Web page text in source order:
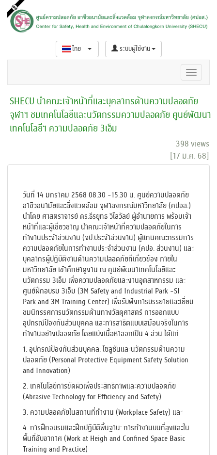
ไทย ระบบผู้ใช้งาน
SHECU นำคณะเจ้าหน้าที่และบุคลากรด้านความปลอดภัย
จุฬาฯ ชมเทคโนโลยีและนวัตกรรมความปลอดภัย ศูนย์พัฒนา
เทคโนโลยีฯ ความปลอดภัย 3เอ็ม
398 views
[17 ม.ค. 68]
วันที่ 14 มกราคม 2568 08.30 -15.30 น. ศูนย์ความปลอดภัย
อาชีวอนามัยและสิ่งแวดล้อม จุฬาลงกรณ์มหาวิทยาลัย (ศปอส.)
นำโดย ศาสตราจารย์ ดร.ธีรยุทธ วิไลวัลย์ ผู้อำนายการ พร้อมเจ้า
หน้าที่และผู้เชี่ยวชาญ นำคณะเจ้าหน้าที่ความปลอดภัยในการ
ทำงานประจำส่วนงาน (จป.ประจำส่วนงาน) ผู้แทนคณะกรรมการ
ความปลอดภัยในการทำงานประจำส่วนงาน (คปอ. ส่วนงาน) และ
บุคลากรผู้ปฏิบัติงานด้านความปลอดภัยที่เกี่ยวข้อง ภายใน
มหาวิทยาลัย เข้าศึกษาดูงาน ณ ศูนย์พัฒนาเทคโนโลยีและ
นวัตกรรม 3เอ็ม เพื่อความปลอดภัยและงานอุตสาหกรรม และ
ศูนย์ฝึกอบรม 3เอ็ม (3M Safety and Industrial Park -SI
Park and 3M Training Center) เพื่อรับฟังการบรรยายและเยี่ยม
ชมนิทรรศการนวัตกรรมด้านทางวัสดุศาสตร์ การออกแบบ
อุปกรณ์ป้องกันส่วนบุคคล และการสาธิตแบบเสมือนจริงในการ
ทำงานอย่างปลอดภัย โดยแบ่งเนื้อหาออกเป็น 4 ส่วน ได้แก่
1. อุปกรณ์ป้องกันส่วนบุคคล: โซลูชันและนวัตกรรมด้านความ
ปลอดภัย (Personal Protective Equipment Safety Solution
and Innovation)
2. เทคโนโลยีการขัดผิวเพื่อประสิทธิภาพและความปลอดภัย
(Abrasive Technology for Efficiency and Safety)
3. ความปลอดภัยในสถานที่ทำงาน (Workplace Safety) และ
4. การฝึกอบรมและฝึกปฏิบัติพื้นฐาน: การทำงานบนที่สูงและใน
พื้นที่อับอากาศ (Work at Heigh and Confined Space Basic
Training and Practice)